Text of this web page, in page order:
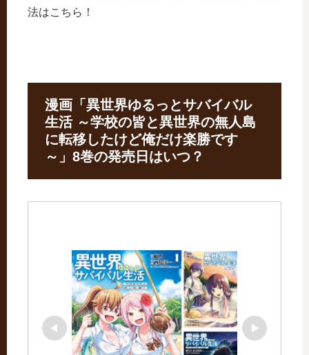
法はこちら！
漫画「異世界ゆるっとサバイバル
生活 ～学校の皆と異世界の無人島
に転移したけど俺だけ楽勝です
～」8巻の発売日はいつ？